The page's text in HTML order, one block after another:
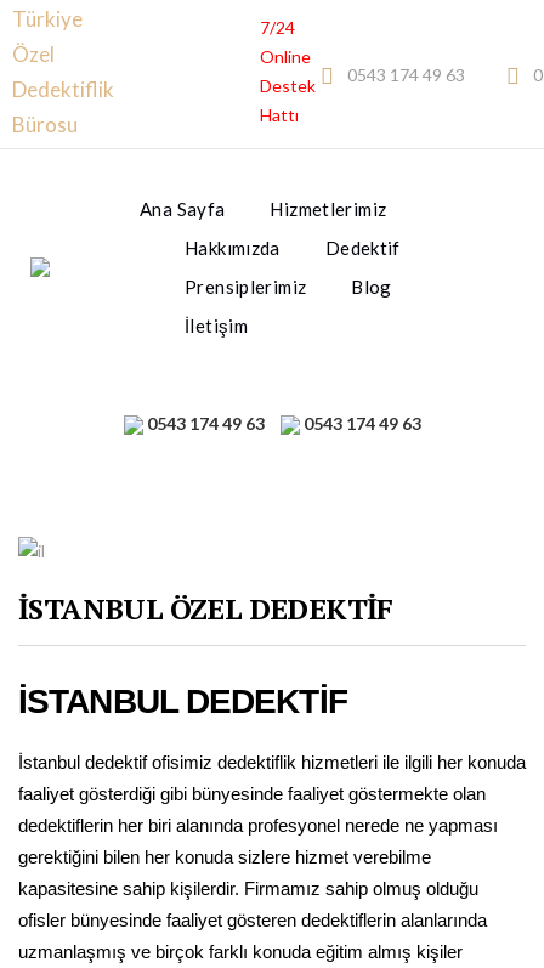
Türkiye
Özel
Dedektiflik
Bürosu
7/24
Online
Destek
Hattı
0543 174 49 63
Ana Sayfa
Hizmetlerimiz
Hakkımızda
Dedektif
Prensiplerimiz
Blog
İletişim
0543 174 49 63 0543 174 49 63
İSTANBUL ÖZEL DEDEKTİF
İSTANBUL DEDEKTİF
İstanbul dedektif ofisimiz dedektiflik hizmetleri ile ilgili her konuda
faaliyet gösterdiği gibi bünyesinde faaliyet göstermekte olan
dedektiflerin her biri alanında profesyonel nerede ne yapması
gerektiğini bilen her konuda sizlere hizmet verebilme
kapasitesine sahip kişilerdir. Firmamız sahip olmuş olduğu
ofisler bünyesinde faaliyet gösteren dedektiflerin alanlarında
uzmanlaşmış ve birçok farklı konuda eğitim almış kişiler